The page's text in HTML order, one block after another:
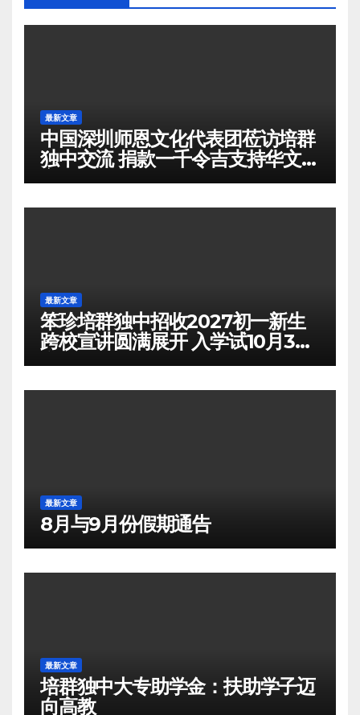
最新文章
中国深圳师恩文化代表团莅访培群
独中交流 捐款一千令吉支持华文教
育
最新文章
笨珍培群独中招收2027初一新生
跨校宣讲圆满展开 入学试10月3日
举行
最新文章
8月与9月份假期通告
最新文章
培群独中大专助学金：扶助学子迈
向高教